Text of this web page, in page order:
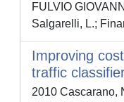
FULVIO
Salgarelli, L.;
Improving
traffic
2010 Cascarano,